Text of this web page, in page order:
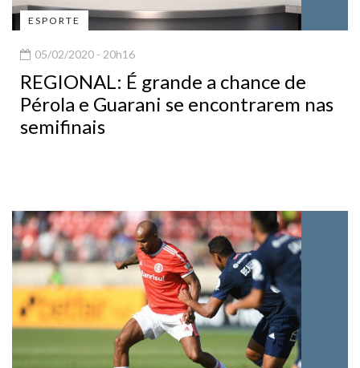
ESPORTE
05/02/2020 - 20h16
REGIONAL: É grande a chance de
Pérola e Guarani se encontrarem nas
semifinais